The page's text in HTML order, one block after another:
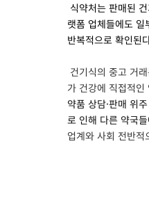
식약처는 판매된
랫폼 업체들에도
반복적으로 확인된
건기식의 중고 거
가 건강에 직접적
약품 상담·판매 위
로 인해 다른 약국
업계와 사회 전반